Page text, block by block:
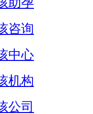
咨询
中心
机构
公司